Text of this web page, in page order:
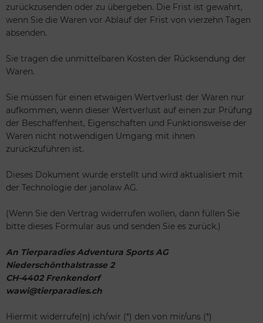
zurückzusenden oder zu übergeben. Die Frist ist gewahrt,
wenn Sie die Waren vor Ablauf der Frist von vierzehn Tagen
absenden.
Sie tragen die unmittelbaren Kosten der Rücksendung der
Waren.
Sie müssen für einen etwaigen Wertverlust der Waren nur
aufkommen, wenn dieser Wertverlust auf einen zur Prüfung
der Beschaffenheit, Eigenschaften und Funktionsweise der
Waren nicht notwendigen Umgang mit ihnen
zurückzuführen ist.
Dieses Dokument wurde erstellt und wird aktualisiert mit
der Technologie der janolaw AG.
(Wenn Sie den Vertrag widerrufen wollen, dann füllen Sie
bitte dieses Formular aus und senden Sie es zurück.)
An Tierparadies Adventura Sports AG
Niederschönthalstrasse 2
CH-4402 Frenkendorf
wawi@tierparadies.ch
Hiermit widerrufe(n) ich/wir (*) den von mir/uns (*)